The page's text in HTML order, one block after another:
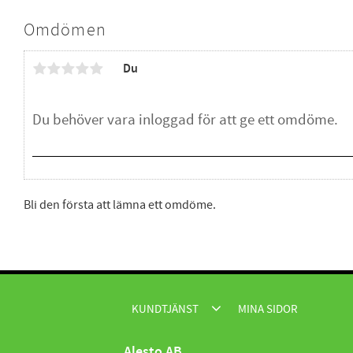
Omdömen
Du
Bli den första att lämna ett omdöme.
KUNDTJÄNST MINA SIDOR